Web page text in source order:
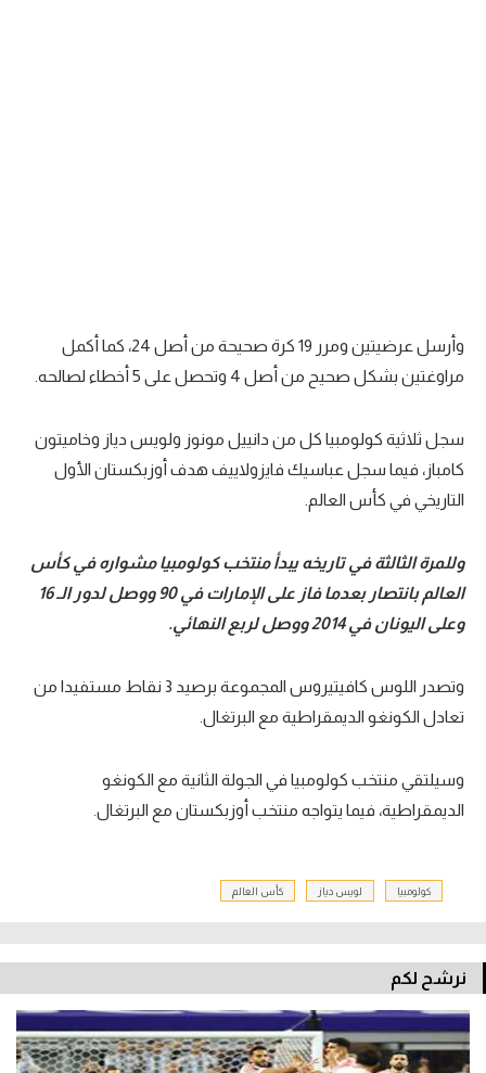
وأرسل عرضيتين ومرر 19 كرة صحيحة من أصل 24، كما أكمل
مراوغتين بشكل صحيح من أصل 4 وتحصل على 5 أخطاء لصالحه.
سجل ثلاثية كولومبيا كل من دانييل مونوز ولويس دياز وخاميتون
كامباز، فيما سجل عباسيك فايزولاييف هدف أوزبكستان الأول
التاريخي في كأس العالم.
وللمرة الثالثة في تاريخه يبدأ منتخب كولومبيا مشواره في كأس
العالم بانتصار بعدما فاز على الإمارات في 90 ووصل لدور الـ 16
وعلى اليونان في 2014 ووصل لربع النهائي.
وتصدر اللوس كافيتيروس المجموعة برصيد 3 نقاط مستفيدا من
تعادل الكونغو الديمقراطية مع البرتغال.
وسيلتقي منتخب كولومبيا في الجولة الثانية مع الكونغو
الديمقراطية، فيما يتواجه منتخب أوزبكستان مع البرتغال.
كولومبيا لويس دياز كأس العالم
نرشح لكم